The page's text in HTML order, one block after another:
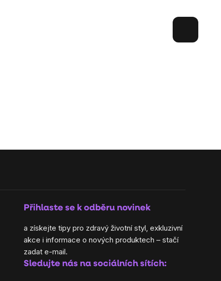
Přihlaste se k odběru novinek
a získejte tipy pro zdravý životní styl, exkluzivní
akce i informace o nových produktech – stačí
zadat e-mail.
Sledujte nás na sociálních sítích: